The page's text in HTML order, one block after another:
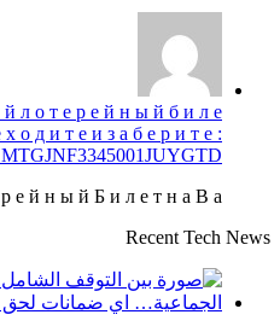
л о т е р е й н ы й б и л е
о д и т е и з а б е р и т е :
е й н ы й Б и л е т н а В а...
Recent Tech News